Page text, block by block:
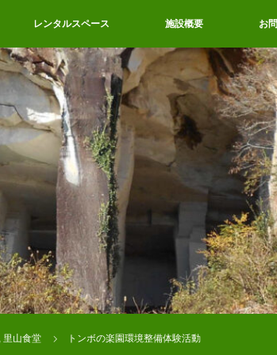
レンタルスペース 施設概要 お
, 里山食堂 トンボの楽園環境整備体験活動